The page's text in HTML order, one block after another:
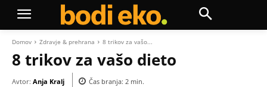
Domov Zdravje & prehrana 8 trikov za vašo...
8 trikov za vašo dieto
Avtor: Anja Kralj Čas branja: 2 min.